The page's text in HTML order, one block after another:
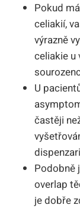
Pokud
celiakií,
výrazně
celiakie u
U
častěji
Podobně
overlap
je dobře